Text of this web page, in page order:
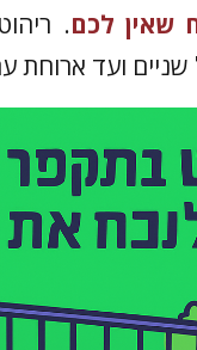
שאין לכם.
ועד